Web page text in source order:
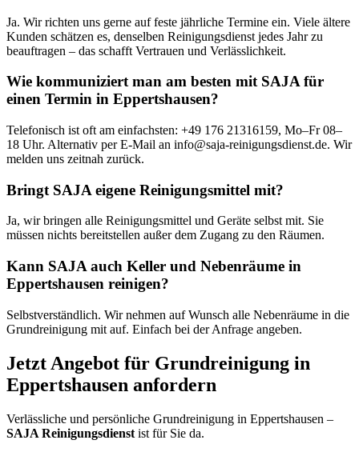
Ja. Wir richten uns gerne auf feste jährliche Termine ein. Viele ältere
Kunden schätzen es, denselben Reinigungsdienst jedes Jahr zu
beauftragen – das schafft Vertrauen und Verlässlichkeit.
Wie kommuniziert man am besten mit SAJA für
einen Termin in Eppertshausen?
Telefonisch ist oft am einfachsten: +49 176 21316159, Mo–Fr 08–
18 Uhr. Alternativ per E-Mail an info@saja-reinigungsdienst.de. Wir
melden uns zeitnah zurück.
Bringt SAJA eigene Reinigungsmittel mit?
Ja, wir bringen alle Reinigungsmittel und Geräte selbst mit. Sie
müssen nichts bereitstellen außer dem Zugang zu den Räumen.
Kann SAJA auch Keller und Nebenräume in
Eppertshausen reinigen?
Selbstverständlich. Wir nehmen auf Wunsch alle Nebenräume in die
Grundreinigung mit auf. Einfach bei der Anfrage angeben.
Jetzt Angebot für Grundreinigung in
Eppertshausen anfordern
Verlässliche und persönliche Grundreinigung in Eppertshausen –
SAJA Reinigungsdienst ist für Sie da.